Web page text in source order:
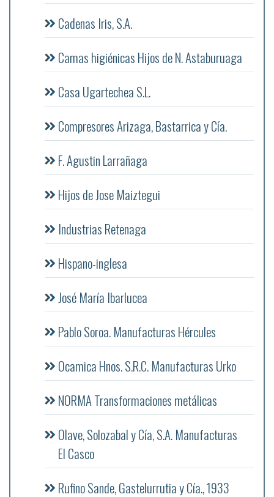
Cadenas Iris, S.A.
Camas higiénicas Hijos de N. Astaburuaga
Casa Ugartechea S.L.
Compresores Arizaga, Bastarrica y Cía.
F. Agustin Larrañaga
Hijos de Jose Maiztegui
Industrias Retenaga
Hispano-inglesa
José María Ibarlucea
Pablo Soroa. Manufacturas Hércules
Ocamica Hnos. S.R.C. Manufacturas Urko
NORMA Transformaciones metálicas
Olave, Solozabal y Cía, S.A. Manufacturas
El Casco
Rufino Sande, Gastelurrutia y Cía., 1933